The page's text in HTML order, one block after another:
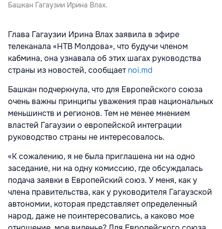
Башкан Гагаузии Ирина Влах.
Глава Гагаузии Ирина Влах заявила в эфире
телеканала «НТВ Молдова», что будучи членом
кабмина, она узнавала об этих шагах руководства
страны из новостей, сообщаетnoi.md
Башкан подчеркнула, что для Европейского союза
очень важны принципы уважения прав национальных
меньшинств и регионов. Тем не менее мнением
властей Гагаузии о европейской интеграции
руководство страны не интересовалось.
«К сожалению, я не была приглашена ни на одно
заседание, ни на одну комиссию, где обсуждалась
подача заявки в Европейский союз. У меня, как у
члена правительства, как у руководителя Гагаузской
автономии, которая представляет определенный
народ, даже не поинтересовались, а каково мое